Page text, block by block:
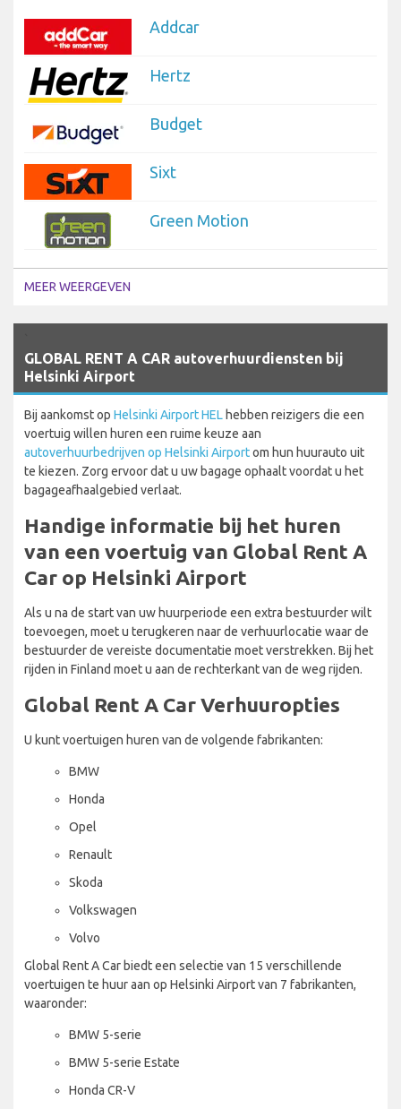
Addcar
Hertz
Budget
Sixt
Green Motion
MEER WEERGEVEN
GLOBAL RENT A CAR autoverhuurdiensten bij
Helsinki Airport
Bij aankomst op Helsinki Airport HELhebben reizigers die een
voertuig willen huren een ruime keuze aan
autoverhuurbedrijven op Helsinki Airportom hun huurauto uit
te kiezen. Zorg ervoor dat u uw bagage ophaalt voordat u het
bagageafhaalgebied verlaat.
Handige informatie bij het huren
van een voertuig van Global Rent A
Car op Helsinki Airport
Als u na de start van uw huurperiode een extra bestuurder wilt
toevoegen, moet u terugkeren naar de verhuurlocatie waar de
bestuurder de vereiste documentatie moet verstrekken. Bij het
rijden in Finland moet u aan de rechterkant van de weg rijden.
Global Rent A Car Verhuuropties
U kunt voertuigen huren van de volgende fabrikanten:
BMW
Honda
Opel
Renault
Skoda
Volkswagen
Volvo
Global Rent A Car biedt een selectie van 15 verschillende
voertuigen te huur aan op Helsinki Airport van 7 fabrikanten,
waaronder:
BMW 5-serie
BMW 5-serie Estate
Honda CR-V